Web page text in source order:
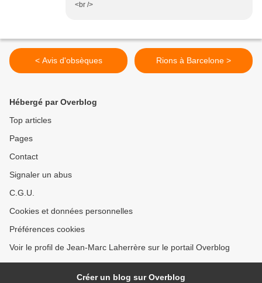
<br />
< Avis d'obsèques Rions à Barcelone >
Hébergé par Overblog
Top articles
Pages
Contact
Signaler un abus
C.G.U.
Cookies et données personnelles
Préférences cookies
Voir le profil de Jean-Marc Laherrère sur le portail Overblog
Créer un blog sur Overblog